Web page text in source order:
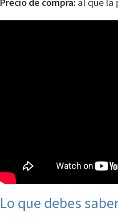
Precio de compra: al que la
Lo que debes